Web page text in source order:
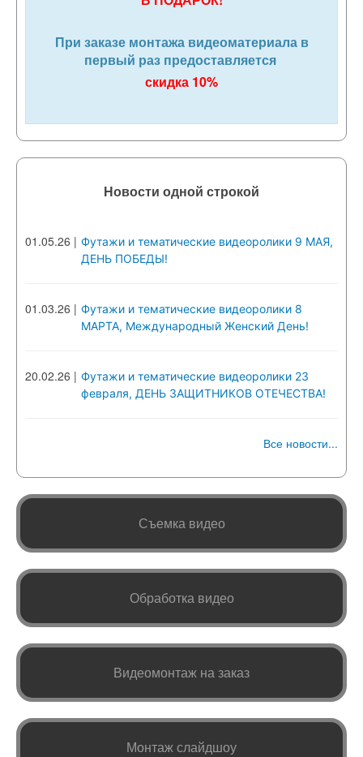
При заказе монтажа видеоматериала в
первый раз предоставляется
скидка 10%
Новости одной строкой
01.05.26 | Футажи и тематические видеоролики 9 МАЯ,
ДЕНЬ ПОБЕДЫ!
01.03.26 | Футажи и тематические видеоролики 8
МАРТА, Международный Женский День!
20.02.26 | Футажи и тематические видеоролики 23
февраля, ДЕНЬ ЗАЩИТНИКОВ ОТЕЧЕСТВА!
Все новости...
Съемка видео
Обработка видео
Видеомонтаж на заказ
Монтаж слайдшоу